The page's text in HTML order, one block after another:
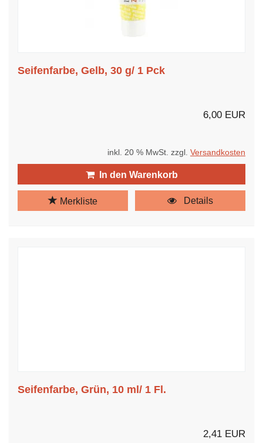
Seifenfarbe, Gelb, 30 g/ 1 Pck
6,00 EUR
inkl. 20 % MwSt. zzgl. Versandkosten
In den Warenkorb
Merkliste Details
Seifenfarbe, Grün, 10 ml/ 1 Fl.
2,41 EUR